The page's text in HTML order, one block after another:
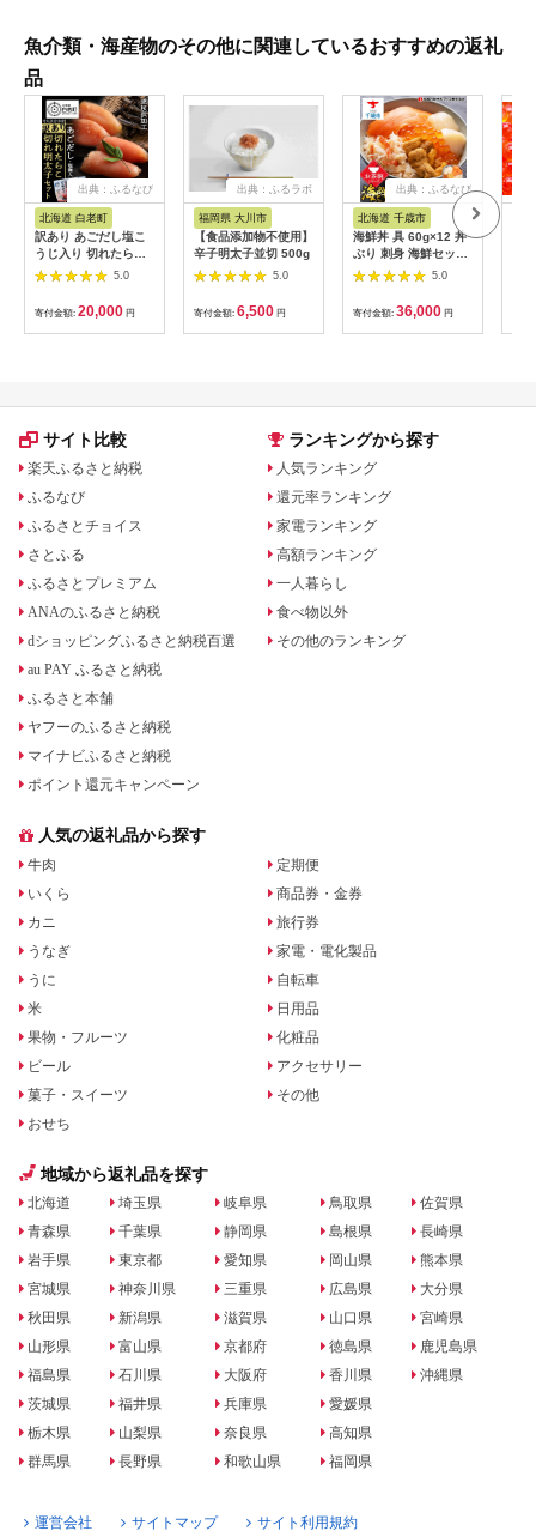
魚介類・海産物のその他に関連しているおすすめの返礼
品
出典：ふるなび
北海道 白老町
訳あり あごだし塩こ
うじ入り 切れたら
こ・明太子 100g×各8
個セット AK112
5.0
寄付金額: 20,000 円
出典：ふるラボ
福岡県 大川市
【食品添加物不使用】
辛子明太子並切 500g
5.0
寄付金額: 6,500 円
出典：ふるなび
北海道 千歳市
海鮮丼 具 60g×12 丼
ぶり 刺身 海鮮セット
【札幌バルナバフー
5.0
寄付金額: 36,000 円
サイト比較
楽天ふるさと納税
ふるなび
ふるさとチョイス
さとふる
ふるさとプレミアム
ANAのふるさと納税
dショッピングふるさと納税百選
au PAY ふるさと納税
ふるさと本舗
ヤフーのふるさと納税
マイナビふるさと納税
ポイント還元キャンペーン
ランキングから探す
人気ランキング
還元率ランキング
家電ランキング
高額ランキング
一人暮らし
食べ物以外
その他のランキング
人気の返礼品から探す
牛肉
いくら
カニ
うなぎ
うに
米
果物・フルーツ
ビール
菓子・スイーツ
おせち
定期便
商品券・金券
旅行券
家電・電化製品
自転車
日用品
化粧品
アクセサリー
その他
地域から返礼品を探す
北海道
青森県
岩手県
宮城県
秋田県
山形県
福島県
茨城県
栃木県
群馬県
埼玉県
千葉県
東京都
神奈川県
新潟県
富山県
石川県
福井県
山梨県
長野県
岐阜県
静岡県
愛知県
三重県
滋賀県
京都府
大阪府
兵庫県
奈良県
和歌山県
鳥取県
島根県
岡山県
広島県
山口県
徳島県
香川県
愛媛県
高知県
福岡県
佐賀県
長崎県
熊本県
大分県
宮崎県
鹿児島県
沖縄県
運営会社 サイトマップ サイト利用規約